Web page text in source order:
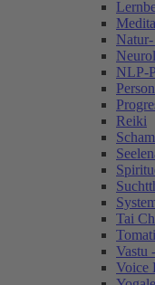
NLP-
Reiki
Tai
Vastu
Voice